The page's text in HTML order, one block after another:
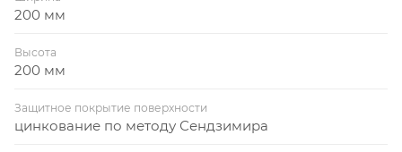
200 мм
Высота
200 мм
Защитное покрытие поверхности
цинкование по методу Сендзимира